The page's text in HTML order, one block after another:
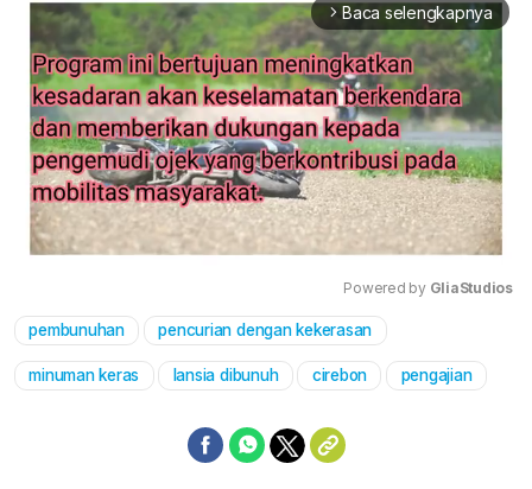
arrow_forward_ios Baca selengkapnya
Powered by GliaStudios
pembunuhan pencurian dengan kekerasan
minuman keras lansia dibunuh cirebon pengajian